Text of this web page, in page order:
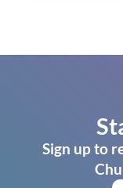
Sign up to